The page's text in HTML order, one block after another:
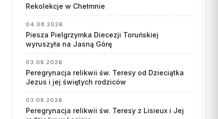
Rekolekcje w Chełmnie
04.08.2026
Piesza Pielgrzymka Diecezji Toruńskiej
wyruszyła na Jasną Górę
03.08.2026
Peregrynacja relikwii św. Teresy od Dzieciątka
Jezus i jej świętych rodziców
03.08.2026
Peregrynacja relikwii św. Teresy z Lisieux i Jej